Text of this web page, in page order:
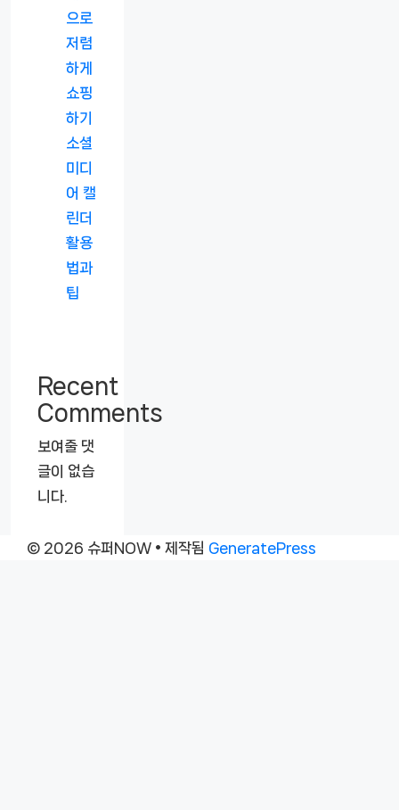
으로
저렴
하게
쇼핑
하기
소셜
미디
어 캘
린더
활용
법과
팁
Recent
Comments
보여줄 댓
글이 없습
니다.
© 2026 슈퍼NOW • 제작됨 GeneratePress